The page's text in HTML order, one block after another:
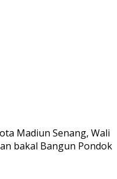
Madiun Senang, Wali
bakal Bangun Pondok